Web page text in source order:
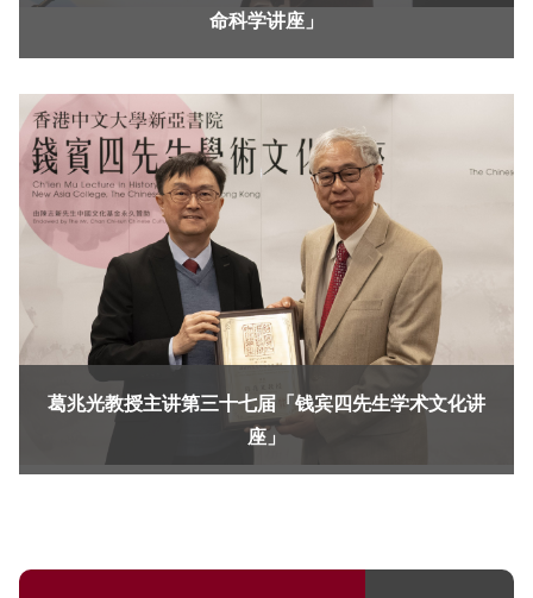
命科学讲座」
葛兆光教授主讲第三十七届「钱宾四先生学术文化讲
座」